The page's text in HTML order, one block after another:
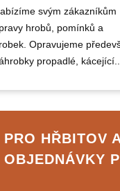
svým zákazníkům
hrobů, pomínků a
Opravujeme
propadlé, kácející...
PRO HŘBITOV
OBJEDNÁVKY